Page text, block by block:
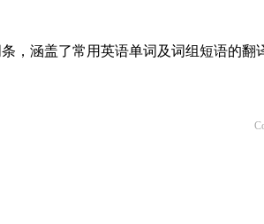
，涵盖了常用英语单词及词组短语的翻